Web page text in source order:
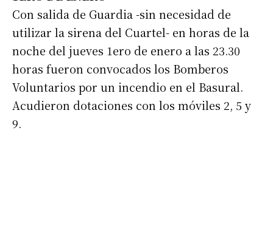
Con salida de Guardia -sin necesidad de
utilizar la sirena del Cuartel- en horas de la
noche del jueves 1ero de enero a las 23.30
horas fueron convocados los Bomberos
Voluntarios por un incendio en el Basural.
Acudieron dotaciones con los móviles 2, 5 y
9.